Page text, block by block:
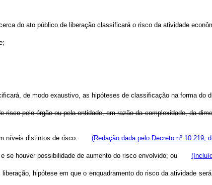
do ato público de liberação classificará o risco da atividade
de modo exaustivo, as hipóteses de classificação na forma do
pelo órgão ou pela entidade, em razão da complexidade, da
em níveis distintos de risco: (Redação dada pelo Decreto nº 10.219,
e se houver possibilidade de aumento do risco envolvido; ou
liberação, hipótese em que o enquadramento do risco da